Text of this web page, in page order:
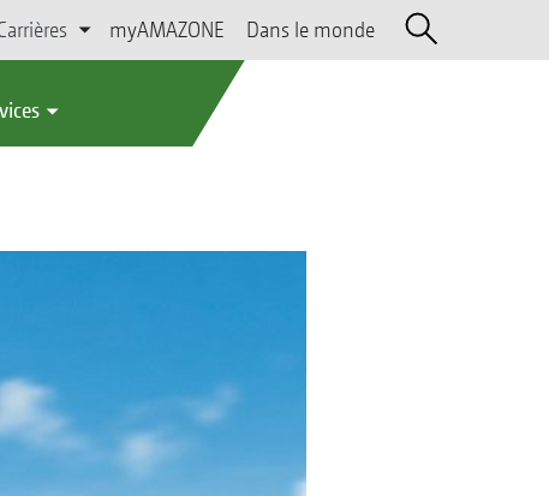
myAMAZONE Dans le monde